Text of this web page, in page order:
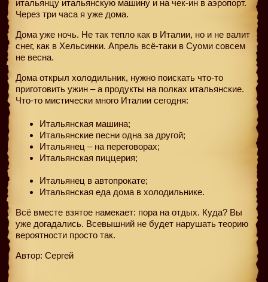
итальянцу итальянскую машину и на чек-ин в аэропорт.
Через три часа я уже дома.
Дома уже ночь. Не так тепло как в Италии, но и не валит
снег, как в Хельсинки. Апрель всё-таки в Суоми совсем
не весна.
Дома открыл холодильник, нужно поискать что-то
приготовить ужин – а продукты на полках итальянские.
Что-то мистически много Италии сегодня:
Итальянская машина;
Итальянские песни одна за другой;
Итальянец – на переговорах;
Итальянская пиццерия;
Итальянец в автопрокате;
Итальянская еда дома в холодильнике.
Всё вместе взятое намекает: пора на отдых. Куда? Вы
уже догадались. Всевышний не будет нарушать теорию
вероятности просто так.
Автор: Сергей